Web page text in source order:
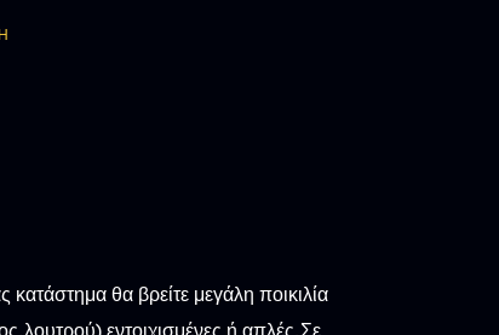
κατάστημα θα βρείτε μεγάλη ποικιλία
εντοιχισμένες ή απλές.Σε